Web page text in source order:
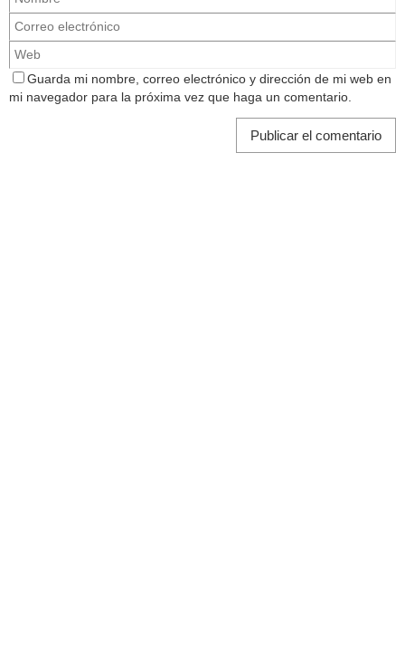
Guarda mi nombre, correo electrónico y dirección de mi web en
mi navegador para la próxima vez que haga un comentario.